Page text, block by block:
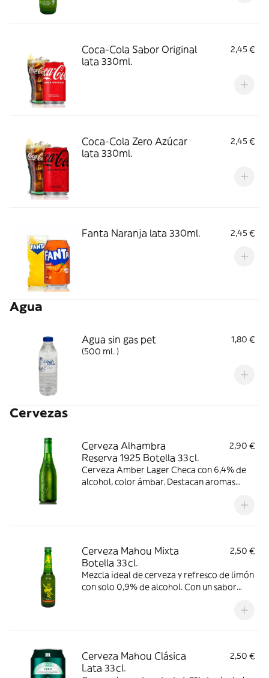
Coca-Cola Sabor Original
lata 330ml.
2,45 €
Coca-Cola Zero Azúcar
lata 330ml.
2,45 €
Fanta Naranja lata 330ml. 2,45 €
Agua
Agua sin gas pet
1,80 €
(500 ml. )
Cervezas
Cerveza Alhambra
Reserva 1925 Botella 33cl.
2,90 €
Cerveza Amber Lager Checa con 6,4% de
alcohol, color ámbar. Destacan aromas
Cerveza Mahou Mixta
Botella 33cl.
2,50 €
Mezcla ideal de cerveza y refresco de limón
con solo 0,9% de alcohol. Con un sabor
Cerveza Mahou Clásica
Lata 33cl.
2,50 €